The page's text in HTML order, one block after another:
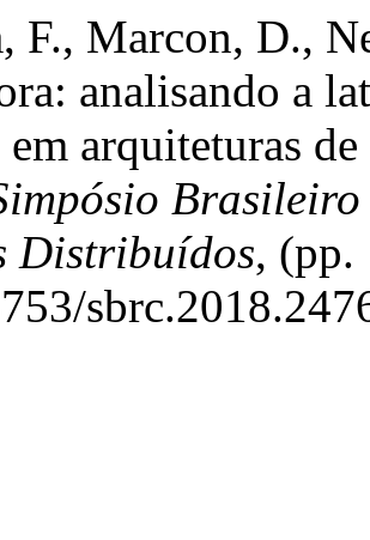
F., Marcon, D.,
analisando a
arquiteturas
Brasileiro
Distribuídos, (pp.